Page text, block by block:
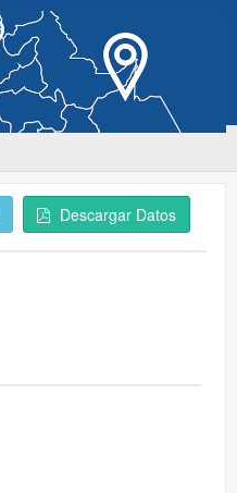
Descargar Datos